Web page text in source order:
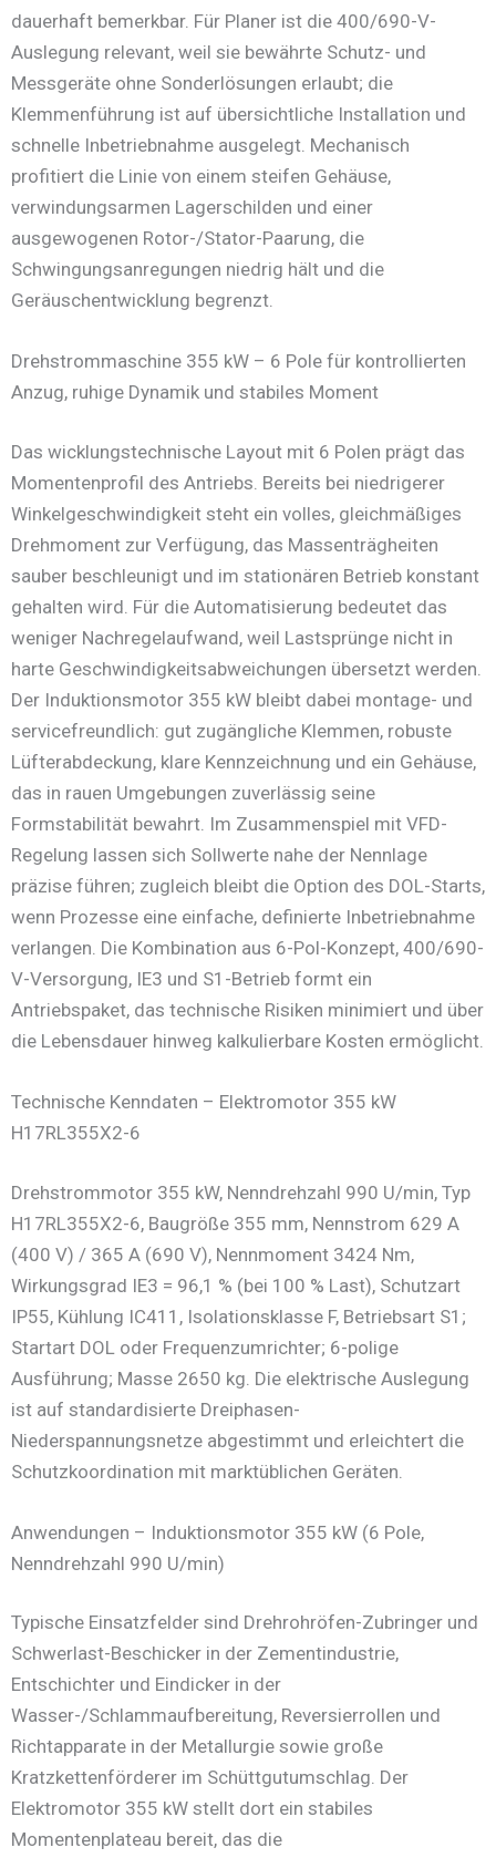
dauerhaft bemerkbar. Für Planer ist die 400/690-V-
Auslegung relevant, weil sie bewährte Schutz- und
Messgeräte ohne Sonderlösungen erlaubt; die
Klemmenführung ist auf übersichtliche Installation und
schnelle Inbetriebnahme ausgelegt. Mechanisch
profitiert die Linie von einem steifen Gehäuse,
verwindungsarmen Lagerschilden und einer
ausgewogenen Rotor-/Stator-Paarung, die
Schwingungsanregungen niedrig hält und die
Geräuschentwicklung begrenzt.
Drehstrommaschine 355 kW – 6 Pole für kontrollierten
Anzug, ruhige Dynamik und stabiles Moment
Das wicklungstechnische Layout mit 6 Polen prägt das
Momentenprofil des Antriebs. Bereits bei niedrigerer
Winkelgeschwindigkeit steht ein volles, gleichmäßiges
Drehmoment zur Verfügung, das Massenträgheiten
sauber beschleunigt und im stationären Betrieb konstant
gehalten wird. Für die Automatisierung bedeutet das
weniger Nachregelaufwand, weil Lastsprünge nicht in
harte Geschwindigkeitsabweichungen übersetzt werden.
Der Induktionsmotor 355 kW bleibt dabei montage- und
servicefreundlich: gut zugängliche Klemmen, robuste
Lüfterabdeckung, klare Kennzeichnung und ein Gehäuse,
das in rauen Umgebungen zuverlässig seine
Formstabilität bewahrt. Im Zusammenspiel mit VFD-
Regelung lassen sich Sollwerte nahe der Nennlage
präzise führen; zugleich bleibt die Option des DOL-Starts,
wenn Prozesse eine einfache, definierte Inbetriebnahme
verlangen. Die Kombination aus 6-Pol-Konzept, 400/690-
V-Versorgung, IE3 und S1-Betrieb formt ein
Antriebspaket, das technische Risiken minimiert und über
die Lebensdauer hinweg kalkulierbare Kosten ermöglicht.
Technische Kenndaten – Elektromotor 355 kW
H17RL355X2-6
Drehstrommotor 355 kW, Nenndrehzahl 990 U/min, Typ
H17RL355X2-6, Baugröße 355 mm, Nennstrom 629 A
(400 V) / 365 A (690 V), Nennmoment 3424 Nm,
Wirkungsgrad IE3 = 96,1 % (bei 100 % Last), Schutzart
IP55, Kühlung IC411, Isolationsklasse F, Betriebsart S1;
Startart DOL oder Frequenzumrichter; 6-polige
Ausführung; Masse 2650 kg. Die elektrische Auslegung
ist auf standardisierte Dreiphasen-
Niederspannungsnetze abgestimmt und erleichtert die
Schutzkoordination mit marktüblichen Geräten.
Anwendungen – Induktionsmotor 355 kW (6 Pole,
Nenndrehzahl 990 U/min)
Typische Einsatzfelder sind Drehrohröfen-Zubringer und
Schwerlast-Beschicker in der Zementindustrie,
Entschichter und Eindicker in der
Wasser-/Schlammaufbereitung, Reversierrollen und
Richtapparate in der Metallurgie sowie große
Kratzkettenförderer im Schüttgutumschlag. Der
Elektromotor 355 kW stellt dort ein stabiles
Momentenplateau bereit, das die